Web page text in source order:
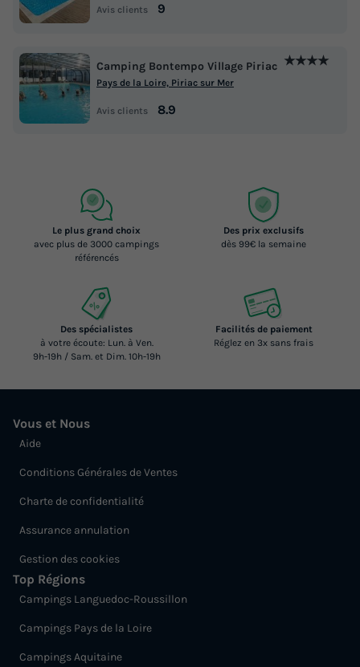
Avis clients 9
Camping Bontempo Village Piriac ★★★★
Pays de la Loire, Piriac sur Mer
Avis clients 8.9
Le plus grand choix
avec plus de 3000 campings
référencés
Des prix exclusifs
dès 99€ la semaine
Des spécialistes
à votre écoute: Lun. à Ven.
9h-19h / Sam. et Dim. 10h-19h
Facilités de paiement
Réglez en 3x sans frais
Vous et Nous
Aide
Conditions Générales de Ventes
Charte de confidentialité
Assurance annulation
Gestion des cookies
Top Régions
Campings Languedoc-Roussillon
Campings Pays de la Loire
Campings Aquitaine